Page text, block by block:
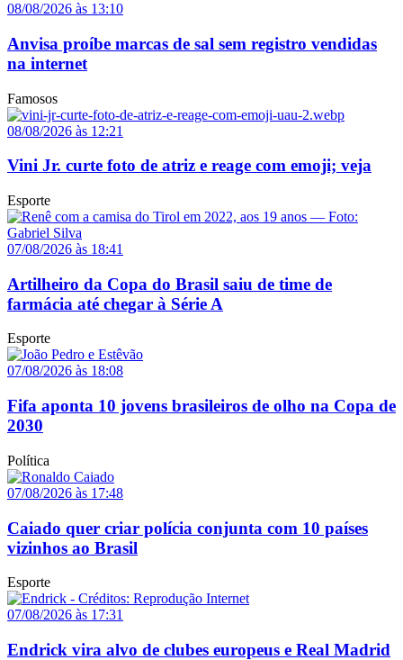
08/08/2026 às 13:10
Anvisa proíbe marcas de sal sem registro vendidas
na internet
Famosos
08/08/2026 às 12:21
Vini Jr. curte foto de atriz e reage com emoji; veja
Esporte
07/08/2026 às 18:41
Artilheiro da Copa do Brasil saiu de time de
farmácia até chegar à Série A
Esporte
07/08/2026 às 18:08
Fifa aponta 10 jovens brasileiros de olho na Copa de
2030
Política
07/08/2026 às 17:48
Caiado quer criar polícia conjunta com 10 países
vizinhos ao Brasil
Esporte
07/08/2026 às 17:31
Endrick vira alvo de clubes europeus e Real Madrid